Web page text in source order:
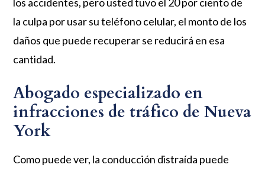
la culpa por usar su teléfono celular, el monto de los
daños que puede recuperar se reducirá en esa
cantidad.
Abogado especializado en
infracciones de tráfico de Nueva
York
Como puede ver, la conducción distraída puede